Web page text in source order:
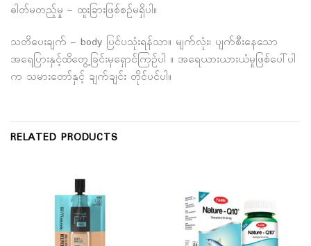
ဓါတ်မတည့်မှု – ထူးခြားဖြစ်စဉ်မရှိပါ။
သတိပေးချက် – body ပြင်ပသုံးရန်သာ။ မျက်လုံး၊ ပျက်စီးနေသော
အရေပြားနှင့်ထိတွေ့ခြင်းမှရှောင်ကြဉ်ပါ ။ အရေယားယားယံမှုဖြစ်ပေါ်ပါ
က သမားတော်နှင့် ချက်ချင်း တိုင်ပင်ပါ။
RELATED PRODUCTS